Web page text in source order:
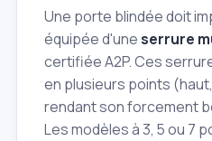
Une porte blindée doit
équipée d'uneserrure
certifiée A2P. Ces
en plusieurs points
rendant son forcement
Les modèles à 3, 5 ou 7